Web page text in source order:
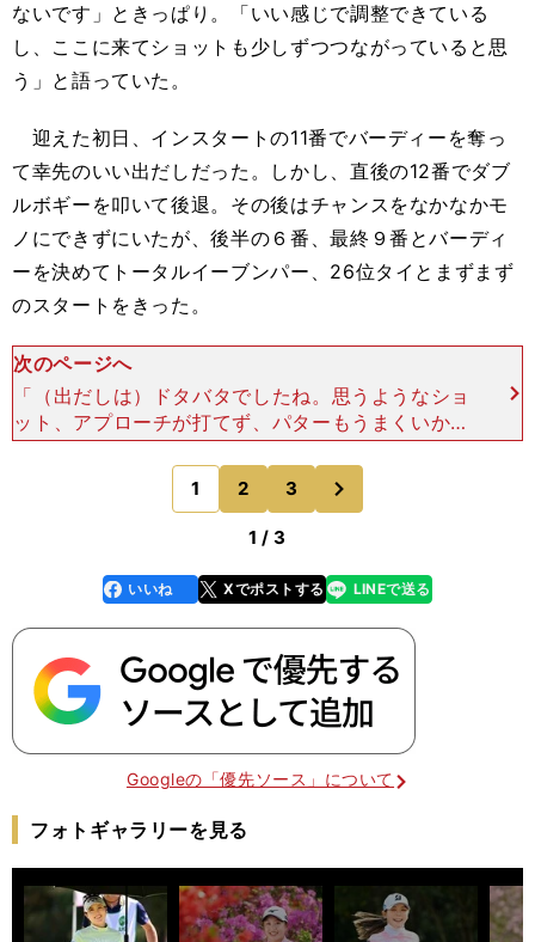
ないです」ときっぱり。「いい感じで調整できている
し、ここに来てショットも少しずつつながっていると思
う」と語っていた。
迎えた初日、インスタートの11番でバーディーを奪っ
て幸先のいい出だしだった。しかし、直後の12番でダブ
ルボギーを叩いて後退。その後はチャンスをなかなかモ
ノにできずにいたが、後半の６番、最終９番とバーディ
ーを決めてトータルイーブンパー、26位タイとまずまず
のスタートをきった。
次のページへ
「（出だしは）ドタバタでしたね。思うようなショ
ット、アプローチが打てず、パターもうまくいかな
かったけど、最後（の９番）でいいバーディーがと
れてよかった。明日からはその９番のようなプレー
を最初からできる
1 2 3
のページへ
1 / 3
faceboo
k
いいね Xでポストする
line LINEで送る
Googleの「優先ソース」について
フォトギャラリーを見る